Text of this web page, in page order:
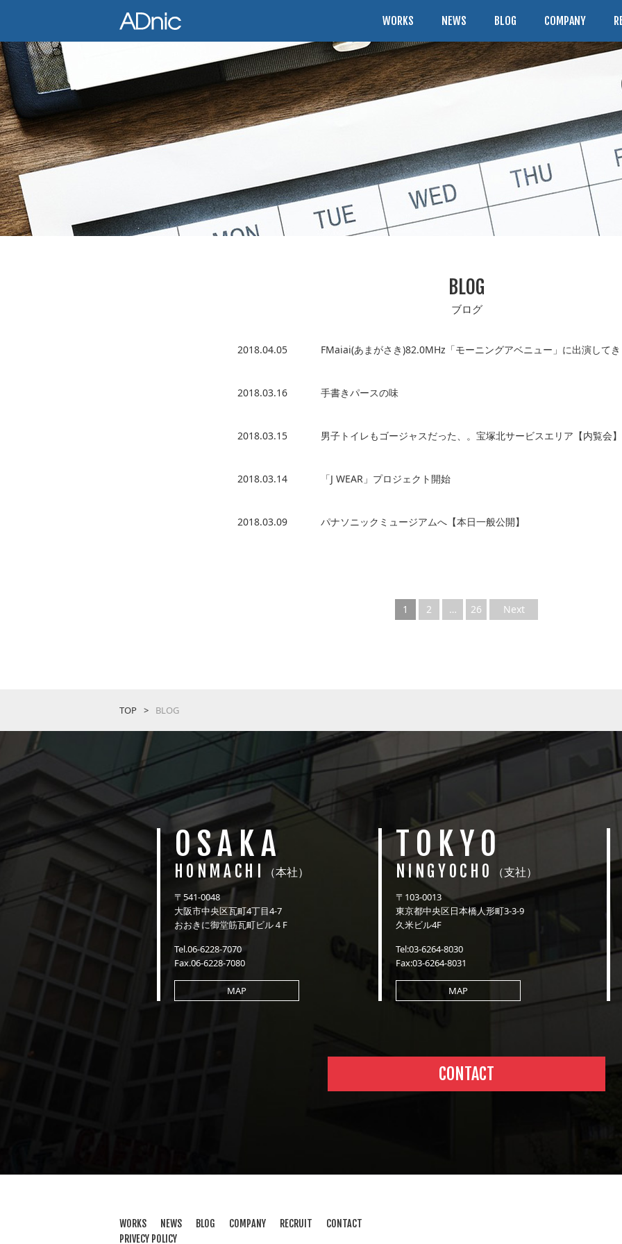
WORKS NEWS BLOG COMPANY
BLOG
ブログ
2018.04.05 FMaiai(あまがさき)82.0MHz「モーニングアベニュー」に出演して
2018.03.16 手書きパースの味
2018.03.15 男子トイレもゴージャスだった、。宝塚北サービスエリア【内覧会】
2018.03.14 「J WEAR」プロジェクト開始
2018.03.09 パナソニックミュージアムへ【本日一般公開】
1 2 … 26 Next
TOP BLOG
OSAKA
HONMACHI （本社）
〒541-0048
大阪市中央区瓦町4丁目4-7
おおきに御堂筋瓦町ビル４F
Tel.06-6228-7070
Fax.06-6228-7080
MAP
TOKYO
NINGYOCHO （支社）
〒103-0013
東京都中央区日本橋人形町3-3-9
久米ビル4F
Tel:03-6264-8030
Fax:03-6264-8031
MAP
CONTACT
WORKS NEWS BLOG COMPANY RECRUIT
CONTACT
PRIVECY POLICY